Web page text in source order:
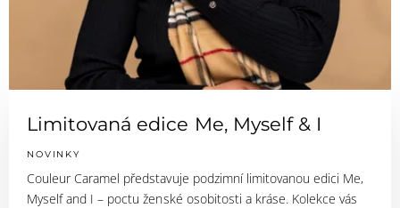
Limitovaná edice Me, Myself & I
NOVINKY
Couleur Caramel představuje podzimní limitovanou edici Me,
Myself and I – poctu ženské osobitosti a kráse. Kolekce vás